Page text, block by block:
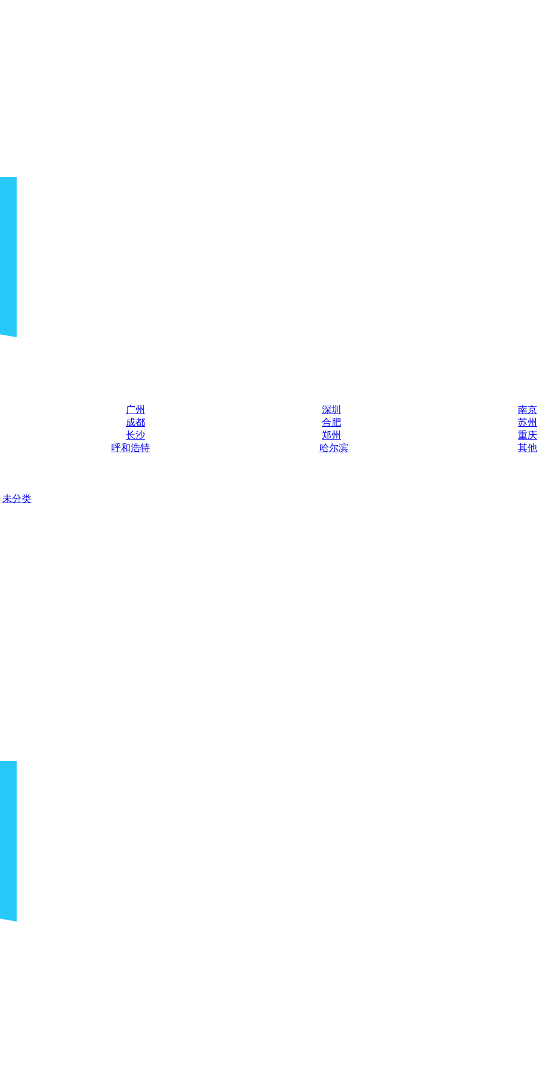
广州 深圳
南京
成都 合肥
苏州
长沙 郑州
重庆
呼和浩特 哈尔滨
其他
未分类